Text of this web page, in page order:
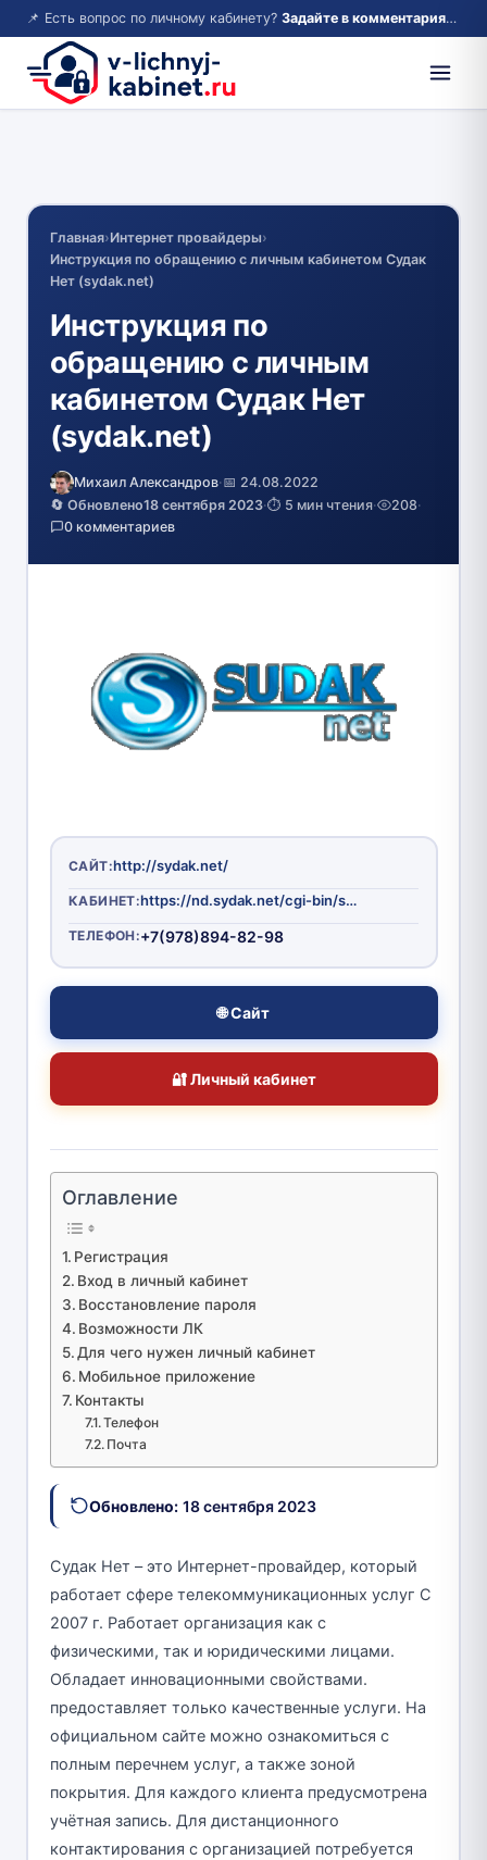
📌 Есть вопрос по личному кабинету? Задайте в комментариях — ответим!
Главная›Интернет провайдеры›
Инструкция по обращению с личным кабинетом Судак
Нет (sydak.net)
Инструкция по
обращению с личным
кабинетом Судак Нет
(sydak.net)
Михаил Александров·📅 24.08.2022
🔄 Обновлено18 сентября 2023·⏱️ 5 мин чтения· 208·
0 комментариев
САЙТ:http://sydak.net/
КАБИНЕТ: https://nd.sydak.net/cgi-bin/stat.pl
ТЕЛЕФОН:+7(978)894-82-98
🌐 Сайт
🔐 Личный кабинет
Оглавление
Регистрация
Вход в личный кабинет
Восстановление пароля
Возможности ЛК
Для чего нужен личный кабинет
Мобильное приложение
Контакты
Телефон
Почта
Обновлено: 18 сентября 2023
Судак Нет – это Интернет-провайдер, который
работает сфере телекоммуникационных услуг С
2007 г. Работает организация как с
физическими, так и юридическими лицами.
Обладает инновационными свойствами.
предоставляет только качественные услуги. На
официальном сайте можно ознакомиться с
полным перечнем услуг, а также зоной
покрытия. Для каждого клиента предусмотрена
учётная запись. Для дистанционного
контактирования с организацией потребуется